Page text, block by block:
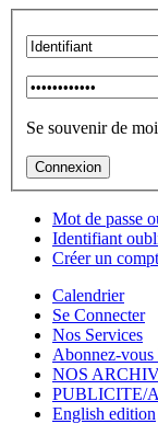
Se souvenir de moi
Mot de passe
Identifiant
Créer un
Calendrier
Se Connecter
Nos Services
Abonnez-
NOS
PUBLICITE/
English edition